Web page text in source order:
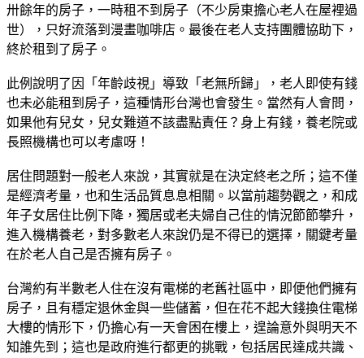
卅餘年的房子，一時租不到房子（不少房東擔心老人在屋裡過
世），只好流落到漫畫咖啡店。最後在老人支持團體協助下，
終於租到了房子。
此例說明了因「年齡歧視」導致「老無所歸」，老人即使有錢
也未必能租到房子，這種情形台灣也會發生。當然有人會問，
如果他有兒女，兒女難道不該盡點責任？身上有錢，養老院或
長照機構也可以考慮呀！
居住問題對一般老人來說，其實就是在決定終老之所；這不僅
是經濟考量，也和生活品質息息相關。以當前趨勢觀之，和成
年子女居住比例下降，獨居或老夫婦自己住的情況節節攀升，
進入機構養老，對多數老人來說仍是不得已的選擇，關鍵考量
在於老人自己是否擁有房子。
台灣約有半數老人住在沒有電梯的老舊社區中，即便他們擁有
房子，且有穩定退休金與一些儲蓄，但在花不起大錢換住電梯
大樓的情形下，仍擔心有一天會困在樓上，遑論意外與明天不
知誰先到；這也是政府進行都更的挑戰，包括居民達成共識、